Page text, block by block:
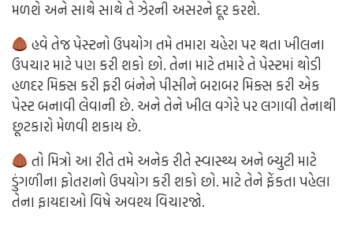
મળશે અને સાથે સાથે તે ઝેરની અસરને દૂર કરશે.
હવે તેજ પેસ્ટનો ઉપયોગ તમે તમારા ચહેરા પર થતા ખીલના
ઉપચાર માટે પણ કરી શકો છો. તેના માટે તમારે તે પેસ્ટમાં થોડી
હળદર મિક્સ કરી ફરી બંનેને પીસીને બરાબર મિક્સ કરી એક
પેસ્ટ બનાવી લેવાની છે. અને તેને ખીલ વગેરે પર લગાવી તેનાથી
છૂટકારો મેળવી શકાય છે.
તો મિત્રો આ રીતે તમે અનેક રીતે સ્વાસ્થ્ય અને બ્યુટી માટે
ડુંગળીના ફોતરાનો ઉપયોગ કરી શકો છો. માટે તેને ફેંકતા પહેલા
તેના ફાયદાઓ વિષે અવશ્ય વિચારજો.